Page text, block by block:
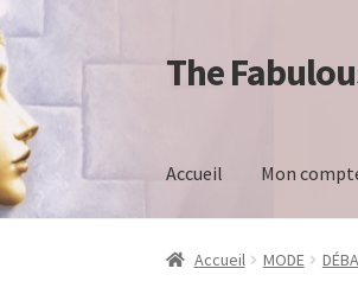
Aller
à
Aller
au
The
Accueil Mon
Accueil Mon compte
Accueil MODE